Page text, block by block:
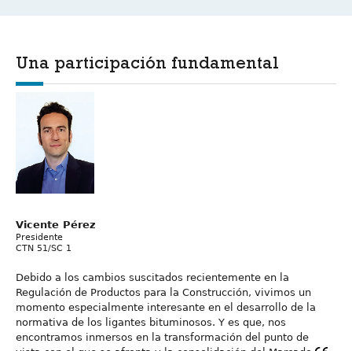
Una participación fundamental
Vicente Pérez
Presidente
CTN 51/SC 1
Debido a los cambios suscitados recientemente en la
Regulación de Productos para la Construcción, vivimos un
momento especialmente interesante en el desarrollo de la
normativa de los ligantes bituminosos. Y es que, nos
encontramos inmersos en la transformación del punto de